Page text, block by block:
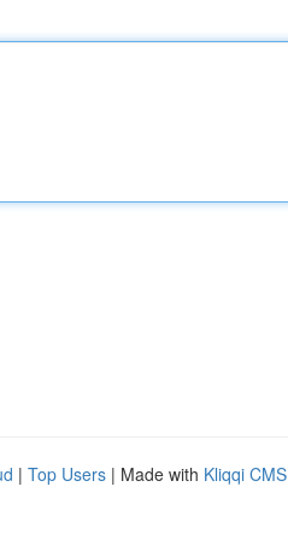
| Top Users | Made with Kliqqi CMS